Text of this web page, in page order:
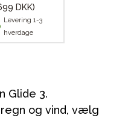
DKK)
Levering 1-3
hverdage
Glide 3.
og vind, vælg